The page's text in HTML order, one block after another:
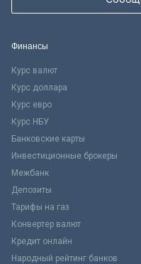
Финансы
Курс валют
Курс доллара
Курс евро
Курс НБУ
Банковские карты
Инвестиционные брокеры
Межбанк
Депозиты
Тарифы на газ
Конвертер валют
Кредит онлайн
Народный рейтинг банков